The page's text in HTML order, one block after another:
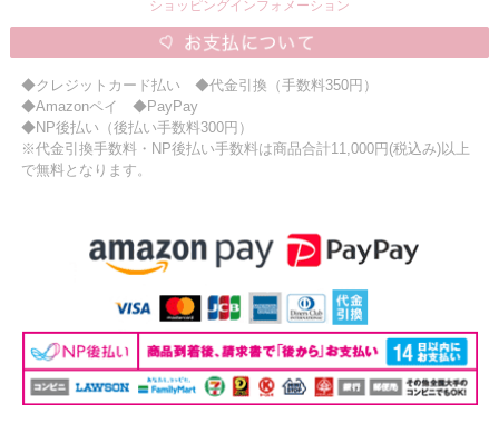
ショッピングインフォメーション
◆クレジットカード払い ◆代金引換（手数料350円）
◆Amazonペイ ◆PayPay
◆NP後払い（後払い手数料300円）
※代金引換手数料・NP後払い手数料は商品合計11,000円(税込み)以上
で無料となります。
お支払・送料
返品・交換
サイズの測り方
ニュースレター購読
マイページログイン
お問い合わせ
当店は持続可能な開発目標「SDGs」を推進しています。